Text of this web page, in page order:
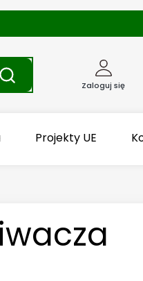
Szukaj Zaloguj się
Projekty UE